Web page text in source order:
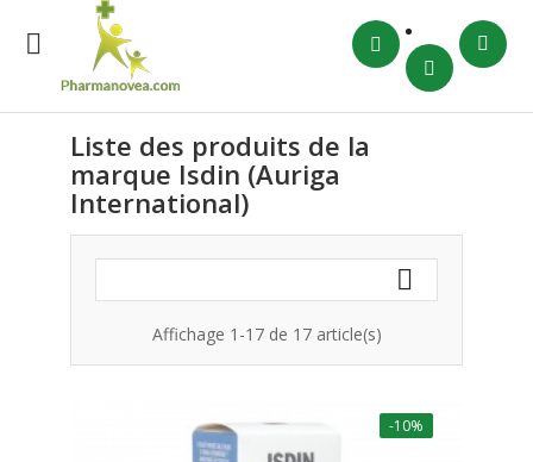

Liste des produits de la
marque Isdin (Auriga
International)

Affichage 1-17 de 17 article(s)
-10%